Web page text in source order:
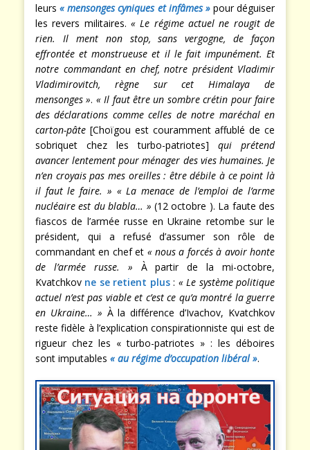
leurs« mensonges cyniques et infâmes »pour déguiser
les revers militaires. « Le régime actuel ne rougit de
rien. Il ment non stop, sans vergogne, de façon
effrontée et monstrueuse et il le fait impunément. Et
notre commandant en chef, notre président Vladimir
Vladimirovitch, règne sur cet Himalaya de
mensonges ». « Il faut être un sombre crétin pour faire
des déclarations comme celles de notre maréchal en
carton-pâte [Choïgou est couramment affublé de ce
sobriquet chez les turbo-patriotes] qui prétend
avancer lentement pour ménager des vies humaines. Je
n’en croyais pas mes oreilles : être débile à ce point là
il faut le faire. » « La menace de l’emploi de l’arme
nucléaire est du blabla… » (12 octobre ). La faute des
fiascos de l’armée russe en Ukraine retombe sur le
président, qui a refusé d’assumer son rôle de
commandant en chef et « nous a forcés à avoir honte
de l’armée russe. » À partir de la mi-octobre,
Kvatchkov ne se retient plus: « Le système politique
actuel n’est pas viable et c’est ce qu’a montré la guerre
en Ukraine… » À la différence d’Ivachov, Kvatchkov
reste fidèle à l’explication conspirationniste qui est de
rigueur chez les « turbo-patriotes » : les déboires
sont imputables « au régime d’occupation libéral ».